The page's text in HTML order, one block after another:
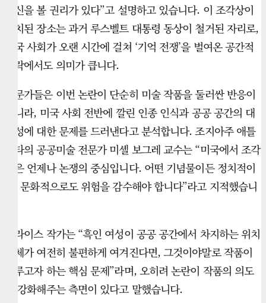
자신을 볼 권리가 있다”고 설명하고 있습니다. 이 조각상이
설치된 장소는 과거 루스벨트 대통령 동상이 철거된 자리로,
미국 사회가 오랜 시간에 걸쳐 ‘기억 전쟁’을 벌여온 공간적
맥락에서도 의미가 큽니다.
전문가들은 이번 논란이 단순히 미술 작품을 둘러싼 반응이
아니라, 미국 사회 전반에 깔린 인종 인식과 공공 공간의 대
표성에 대한 문제를 드러낸다고 분석합니다. 조지아주 애틀
랜타의 공공미술 전문가 미셸 보그레 교수는 “미국에서 조각
상은 언제나 논쟁의 중심입니다. 어떤 기념물이든 정치적이
고, 문화적으로도 위험을 감수해야 합니다”라고 지적했습니
프라이스 작가는 “흑인 여성이 공공 공간에서 차지하는 위치
자체가 여전히 불편하게 여겨진다면, 그것이야말로 작품이
다루고자 하는 핵심 문제”라며, 오히려 논란이 작품의 의도
를 강화해주는 측면이 있다고 말했습니다.